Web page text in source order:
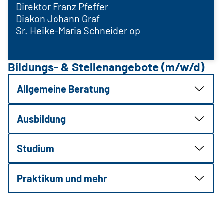
Direktor Franz Pfeffer
Diakon Johann Graf
Sr. Heike-Maria Schneider op
Bildungs- & Stellenangebote (m/w/d)
Allgemeine Beratung
Ausbildung
Studium
Praktikum und mehr